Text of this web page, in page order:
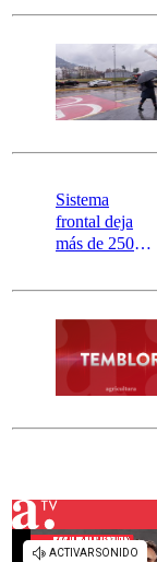
Carahue por
río Damas:
activa
mensajería
SAE
Sistema
frontal deja
más de 250
y 317
aisladas entre
Valparaíso y
Los Ríos